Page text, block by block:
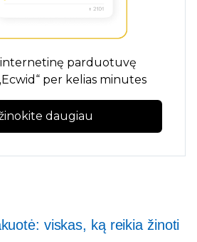
parduotuvę
per kelias minutes
daugiau
viskas, ką reikia žinoti